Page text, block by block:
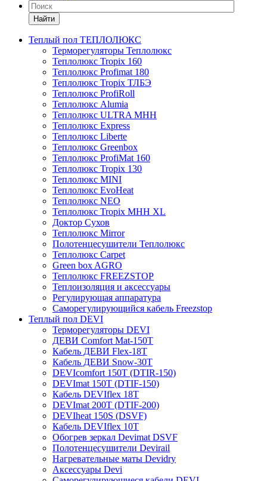
Найти
Теплый пол ТЕПЛОЛЮКС
Терморегуляторы Теплолюкс
Теплолюкс Tropix 160
Теплолюкс Profimat 180
Теплолюкс Tropix ТЛБЭ
Теплолюкс ProfiRoll
Теплолюкс Alumia
Теплолюкс ULTRA МНН
Теплолюкс Express
Теплолюкс Liberte
Теплолюкс Greenbox
Теплолюкс ProfiMat 160
Теплолюкс Tropix 130
Теплолюкс MINI
Теплолюкс EvoHeat
Теплолюкс NEO
Теплолюкс Tropix МНН XL
Доктор Сухов
Теплолюкс Mirror
Полотенцесушители Теплолюкс
Теплолюкс Carpet
Green box AGRO
Теплолюкс FREEZSTOP
Теплоизоляция и аксессуары
Регулирующая аппаратура
Cаморегулирующийся кабель Freezstop
Теплый пол DEVI
Терморегуляторы DEVI
ДЕВИ Comfort Mat-150T
Кабель ДЕВИ Flex-18T
Кабель ДЕВИ Snow-30T
DEVIcomfort 150T (DTIR-150)
DEVImat 150T (DTIF-150)
Кабель DEVIflex 18T
DEVImat 200T (DTIF-200)
DEVIheat 150S (DSVF)
Кабель DEVIflex 10T
Обогрев зеркал Devimat DSVF
Полотенцесушители Devirail
Нагревательные маты Devidry
Аксессуары Devi